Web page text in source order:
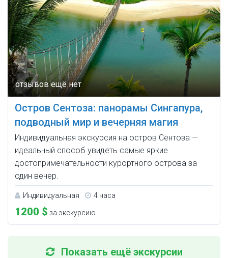
Остров Сентоза: панорамы Сингапура,
подводный мир и вечерняя магия
Индивидуальная экскурсия на остров Сентоза —
идеальный способ увидеть самые яркие
достопримечательности курортного острова за
один вечер.
Индивидуальная 4 часа
1200 $ за экскурсию
Показать ещё экскурсии